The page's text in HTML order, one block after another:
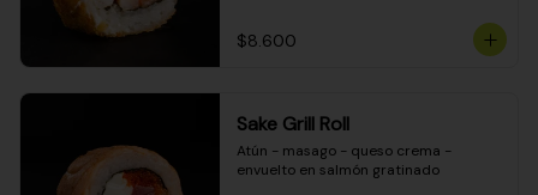
$8.600
Sake Grill Roll
Atún - masago - queso crema -
envuelto en salmón gratinado